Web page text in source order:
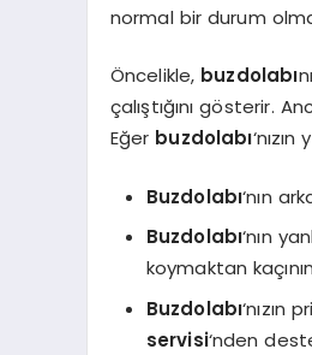
normal bir durum
Öncelikle, buzdolabı
çalıştığını gösterir.
Eğer buzdolabı
Buzdolabı‘nın
Buzdolabı‘nın
koymaktan
Buzdolabı‘nızın
servisi‘nden